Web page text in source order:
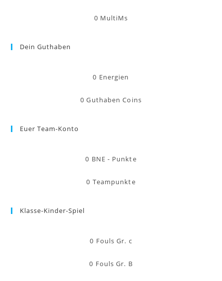
0 MultiMs
Dein Guthaben
0 Energien
0 Guthaben Coins
Euer Team-Konto
0 BNE - Punkte
0 Teampunkte
Klasse-Kinder-Spiel
0 Fouls Gr. c
0 Fouls Gr. B